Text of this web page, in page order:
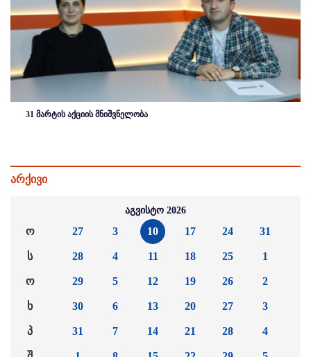
31 მარტის აქციის მნიშვნელობა
არქივი
აგვისტო 2026
ო
ს
ო
ხ
პ
27
28
29
30
31
3
4
5
6
7
10
11
12
13
14
17
18
19
20
21
24
25
26
27
28
31
1
2
3
4